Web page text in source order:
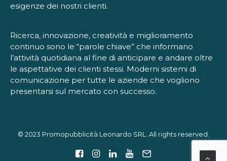
esigenze dei nostri clienti.
Ricerca, innovazione, creatività e miglioramento
continuo sono le “parole chiave” che informano
l’attività quotidiana al fine di anticipare e andare oltre
le aspettative dei clienti stessi. Moderni sistemi di
comunicazione per tutte le aziende che vogliono
presentarsi sul mercato con successo.
© 2023 Promopubblicità Leonardo SRL. All rights reserved.